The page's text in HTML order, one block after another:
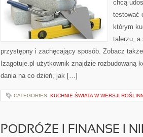
chcą
testować
którym
talerzu, a
przystępny i zachęcający sposób. Zobacz
Izagotuje.pl użytkownik znajdzie rozbudowaną
dania na co dzień, jak […]
CATEGORIES: KUCHNIE ŚWIATA W WERSJI
PODRÓŻE I FINANSE I